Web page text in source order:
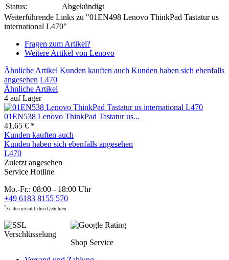
Status:
Abgekündigt
Weiterführende Links zu "01EN498 Lenovo ThinkPad Tastatur us
international L470"
Fragen zum Artikel?
Weitere Artikel von Lenovo
Ähnliche Artikel Kunden kauften auch Kunden haben sich ebenfalls
angesehen L470
Ähnliche Artikel
4 auf Lager
01EN538 Lenovo ThinkPad Tastatur us...
41,65 € *
Kunden kauften auch
Kunden haben sich ebenfalls angesehen
L470
Zuletzt angesehen
Service Hotline
Mo.-Fr.: 08:00 - 18:00 Uhr
+49 6183 8155 570
*Zu den ortsüblichen Gebühren
Shop Service